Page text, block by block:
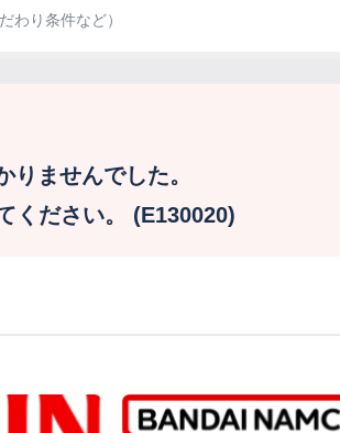
わり条件など）
りませんでした。
ください。 (E130020)